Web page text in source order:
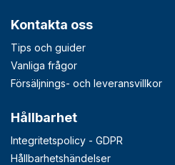
Kontakta oss
Tips och guider
Vanliga frågor
Försäljnings- och leveransvillkor
Hållbarhet
Integritetspolicy - GDPR
Hållbarhetshändelser